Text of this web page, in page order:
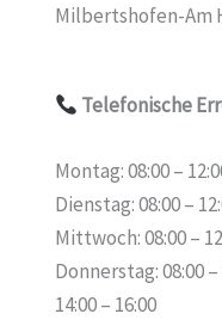
Milbertshofen-Am
Telefonische
Montag: 08:00 –
Dienstag: 08:00 –
Mittwoch: 08:00 –
Donnerstag: 08:00 –
14:00 – 16:00